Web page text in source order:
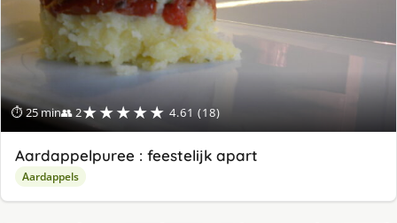
⏱ 25 min👥 2★★★★★ 4.61 (18)
Aardappelpuree : feestelijk apart
Aardappels